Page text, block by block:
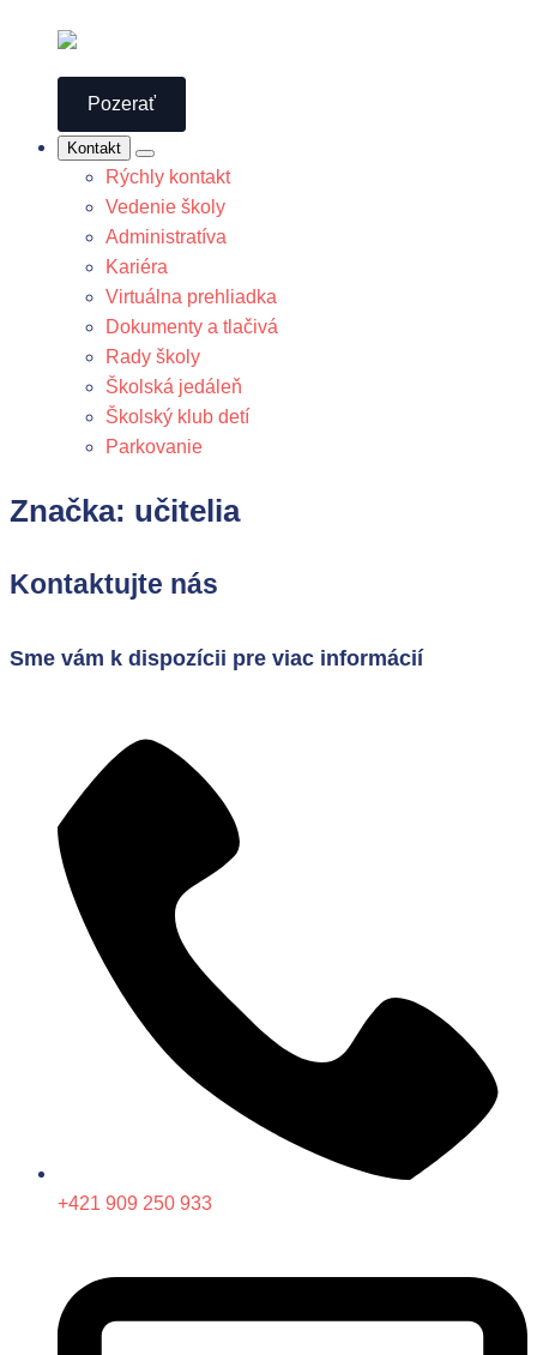
Pozerať
Kontakt
Rýchly kontakt
Vedenie školy
Administratíva
Kariéra
Virtuálna prehliadka
Dokumenty a tlačivá
Rady školy
Školská jedáleň
Školský klub detí
Parkovanie
Značka: učitelia
Kontaktujte nás
Sme vám k dispozícii pre viac informácií
+421 909 250 933